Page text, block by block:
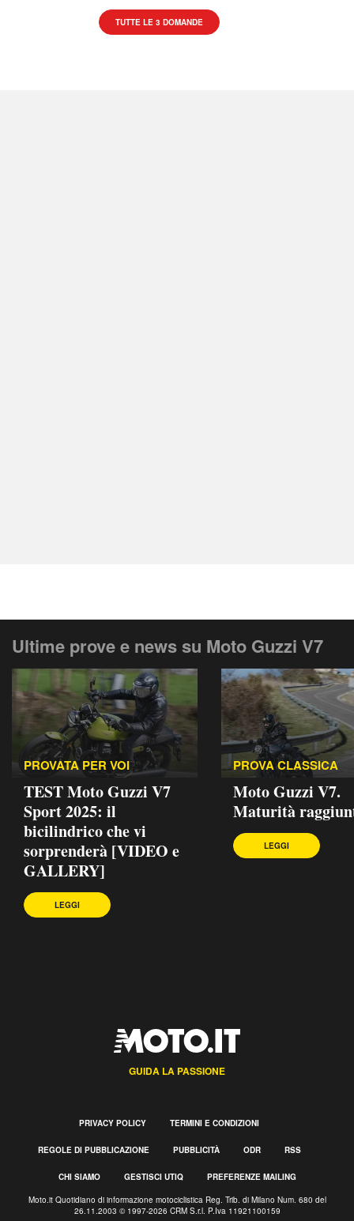
TUTTE LE 3 DOMANDE
Ultime prove e news su Moto Guzzi V7
PROVATA PER VOI
TEST Moto Guzzi V7
Sport 2025: il
bicilindrico che vi
sorprenderà [VIDEO e
GALLERY]
LEGGI
PROVA CLASSICA
Moto Guzzi V7.
Maturità
LEGGI
GUIDA LA PASSIONE
PRIVACY POLICY TERMINI E CONDIZIONI
REGOLE DI PUBBLICAZIONE PUBBLICITÀ ODR RSS
CHI SIAMO GESTISCI UTIQ PREFERENZE MAILING
Moto.it Quotidiano di informazione motociclistica Reg. Trib. di Milano Num. 680 del
26.11.2003 © 1997-2026 CRM S.r.l. P.Iva 11921100159